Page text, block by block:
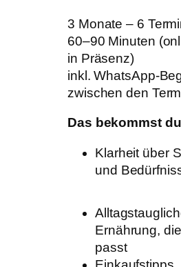
3 Monate – 6
60–90 Minuten
in Präsenz)
inkl. WhatsApp-
zwischen den
Das bekommst
Klarheit über
und
Ernährung,
passt